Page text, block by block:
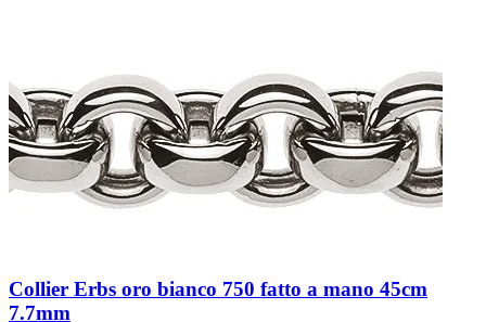
Collier Erbs oro bianco 750 fatto a mano 45cm
7.7mm